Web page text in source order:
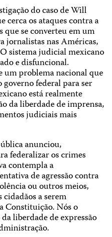
do caso de Will
os ataques contra a
se converteu em um
jornalistas nas Américas,
sistema judicial mexicano
e disfuncional.
um problema nacional que
federal para ser
está realmente
da liberdade de imprensa,
judiciais mais
anunciou,
federalizar os crimes
contempla a
de agressão contra
ou outros meios,
a serem
Constituição. Nós o
liberdade de expressão